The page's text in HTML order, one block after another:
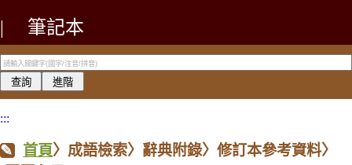
|
筆記本
:::
首頁〉成語檢索〉辭典附錄〉修訂本參考資料〉